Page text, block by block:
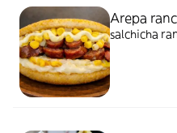
Arepa
salchicha